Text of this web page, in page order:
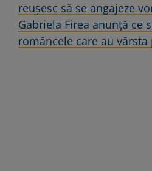
reușesc să se angajeze
Gabriela Firea anunță ce
româncele care au vârsta